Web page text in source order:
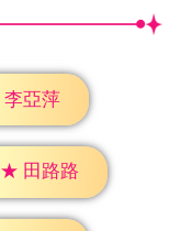
李亞萍
★ 田路路